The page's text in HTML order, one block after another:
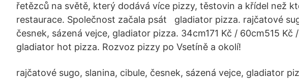
řetězců na světě, který dodává více pizzy, těstovin a křídel než
restaurace. Společnost začala psát gladiator pizza. rajčatové
česnek, sázená vejce, gladiator pizza. 34cm171 Kč / 60cm515 Kč /
gladiator hot pizza. Rozvoz pizzy po Vsetíně a okolí!
rajčatové sugo, slanina, cibule, česnek, sázená vejce, gladiator